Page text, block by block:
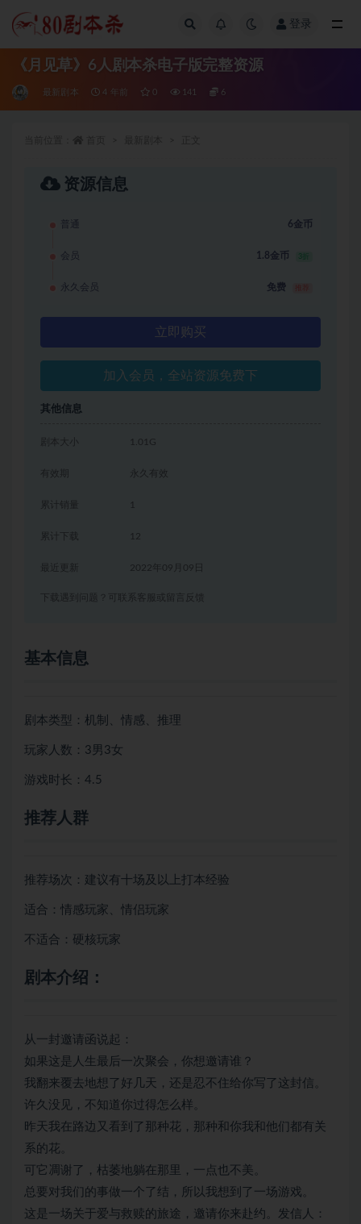
登录
《月见草》6人剧本杀电子版完整资源
最新剧本 4 年前 0 141 6
资源信息
普通 6金币
会员 1.8金币 3折
永久会员 免费
立即购买
加入会员，全站资源免费下
其他信息
剧本大小 1.01G
有效期 永久有效
累计销量 1
累计下载 12
2022年09月09日
下载遇到问题？可联系客服或留言反馈
基本信息
剧本类型：机制、情感、推理
玩家人数：3男3女
游戏时长：4.5
推荐人群
推荐场次：建议有十场及以上打本经验
适合：情感玩家、情侣玩家
不适合：硬核玩家
剧本介绍：
从一封邀请函说起：
如果这是人生最后一次聚会，你想邀请谁？
我翻来覆去地想了好几天，还是忍不住给你写了这封信。
许久没见，不知道你过得怎么样。
昨天我在路边又看到了那种花，那种和你我和他们都有关
系的花。
可它凋谢了，枯萎地躺在那里，一点也不美。
总要对我们的事做一个了结，所以我想到了一场游戏。
这是一场关于爱与救赎的旅途，邀请你来赴约。发信人：